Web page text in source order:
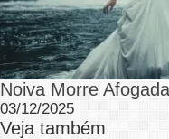
Noiva Morre
03/12/2025
Veja também